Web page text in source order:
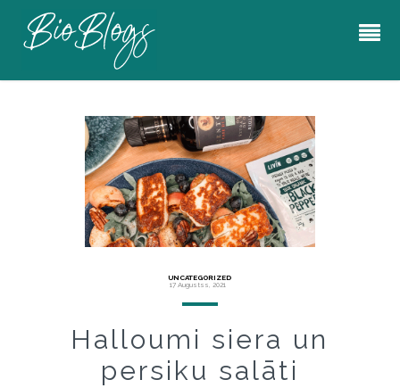
UNCATEGORIZED
17 Augustss, 2021
Halloumi siera un
persiku salāti